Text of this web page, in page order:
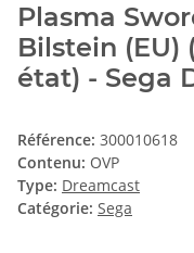
Plasma
Bilstein (EU)
état) - Sega
Référence: 300010618
Contenu: OVP
Type: Dreamcast
Catégorie: Sega